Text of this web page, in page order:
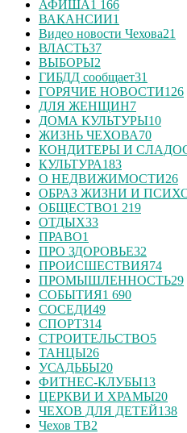
АФИША1 166
ВАКАНСИИ1
Видео новости Чехова21
ВЛАСТЬ37
ВЫБОРЫ2
ГИБДД сообщает31
ГОРЯЧИЕ НОВОСТИ126
ДЛЯ ЖЕНЩИН7
ДОМА КУЛЬТУРЫ10
ЖИЗНЬ ЧЕХОВА70
КОНДИТЕРЫ И
КУЛЬТУРА183
О НЕДВИЖИМОСТИ26
ОБРАЗ ЖИЗНИ И
ОБЩЕСТВО1 219
ОТДЫХ33
ПРАВО1
ПРО ЗДОРОВЬЕ32
ПРОИСШЕСТВИЯ74
ПРОМЫШЛЕННОСТЬ29
СОБЫТИЯ1 690
СОСЕДИ49
СПОРТ314
СТРОИТЕЛЬСТВО5
ТАНЦЫ26
УСАДЬБЫ20
ФИТНЕС-КЛУБЫ13
ЦЕРКВИ И ХРАМЫ20
ЧЕХОВ ДЛЯ ДЕТЕЙ138
Чехов ТВ2